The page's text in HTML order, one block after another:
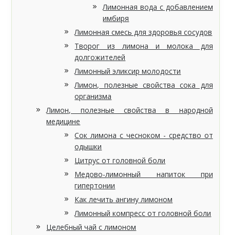
Лимонная вода с добавлением
имбиря
Лимонная смесь для здоровья сосудов
Творог из лимона и молока для
долгожителей
Лимонный эликсир молодости
Лимон, полезные свойства сока для
организма
Лимон, полезные свойства в народной
медицине
Сок лимона с чесноком - средство от
одышки
Цитрус от головной боли
Медово-лимонный напиток при
гипертонии
Как лечить ангину лимоном
Лимонный компресс от головной боли
Целебный чай с лимоном